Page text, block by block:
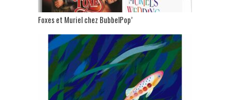
Foxes et Muriel chez BubbelPop’